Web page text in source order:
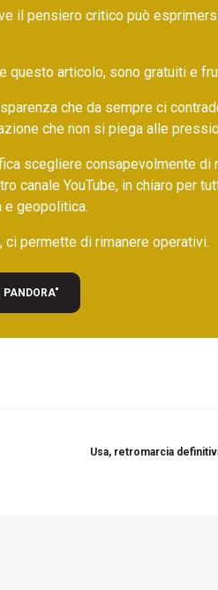
il pensiero critico può
questo articolo, sono gratuiti e
che da sempre ci
che non si piega alle
scegliere consapevolmente
canale YouTube, in chiaro per
e geopolitica.
permette di rimanere operativi.
Usa, retromarcia